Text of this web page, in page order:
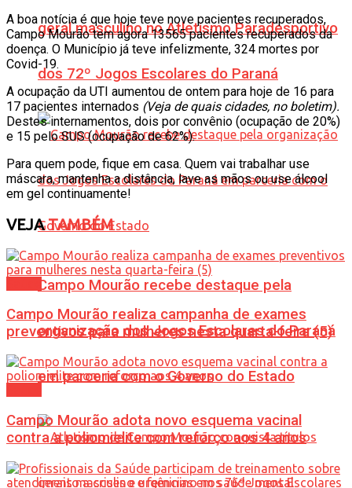
geral masculino no Atletismo Paradesportivo
dos 72º Jogos Escolares do Paraná
Campo Mourão recebe destaque pela
organização dos Jogos Escolares do Paraná
em parceria com o Governo do Estado
A boa notícia é que hoje teve nove pacientes recuperados,
Campo Mourão tem agora 13565 pacientes recuperados da
doença. O Município já teve infelizmente, 324 mortes por
Covid-19.
A ocupação da UTI aumentou de ontem para hoje de 16 para
17 pacientes internados (Veja de quais cidades, no boletim).
Destes internamentos, dois por convênio (ocupação de 20%)
e 15 pelo SUS (ocupação de 62%).
Para quem pode, fique em casa. Quem vai trabalhar use
máscara, mantenha a distância, lave as mãos ou use álcool
em gel continuamente!
VEJATAMBÉM
Campo Mourão realiza campanha de exames
preventivos para mulheres nesta quarta-feira (5)
Campo Mourão adota novo esquema vacinal
contra a poliomielite com reforço aos 4 anos